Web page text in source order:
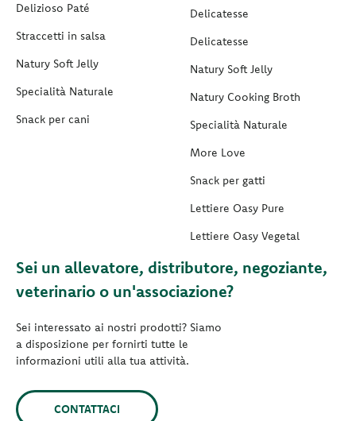
Delizioso Paté
Straccetti in salsa
Natury Soft Jelly
Specialità Naturale
Snack per cani
Delicatesse
Delicatesse
Natury Soft Jelly
Natury Cooking Broth
Specialità Naturale
More Love
Snack per gatti
Lettiere Oasy Pure
Lettiere Oasy Vegetal
Sei un allevatore, distributore, negoziante,
veterinario o un'associazione?
Sei interessato ai nostri prodotti? Siamo
a disposizione per fornirti tutte le
informazioni utili alla tua attività.
CONTATTACI